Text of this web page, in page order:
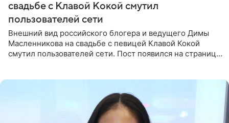
свадьбе с Клавой Кокой смутил
пользователей сети
Внешний вид российского блогера и ведущего Димы
Масленникова на свадьбе с певицей Клавой Кокой
смутил пользователей сети. Пост появился на странице